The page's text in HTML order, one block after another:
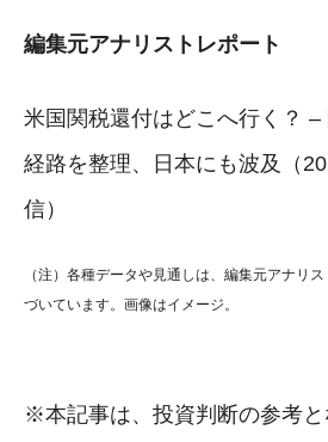
編集元アナリストレポート
米国関税還付はどこへ行く？
経路を整理、日本にも波及（
信）
（注）各種データや見通しは、編集元アナリ
づいています。画像はイメージ。
※本記事は、投資判断の参考